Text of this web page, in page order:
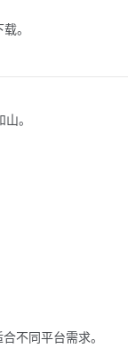
。
。
不同平台需求。